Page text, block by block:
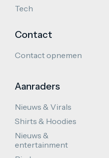
Tech
Contact
Contact opnemen
Aanraders
Nieuws & Virals
Shirts & Hoodies
Nieuws &
entertainment